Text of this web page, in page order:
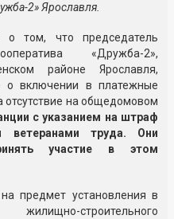
2» Ярославля.
том, что председатель
«Дружба-2»,
районе Ярославля,
о включении в платежные
на общедомовом
с указанием на штраф
труда. Они
участие в этом
предмет установления в
строительного